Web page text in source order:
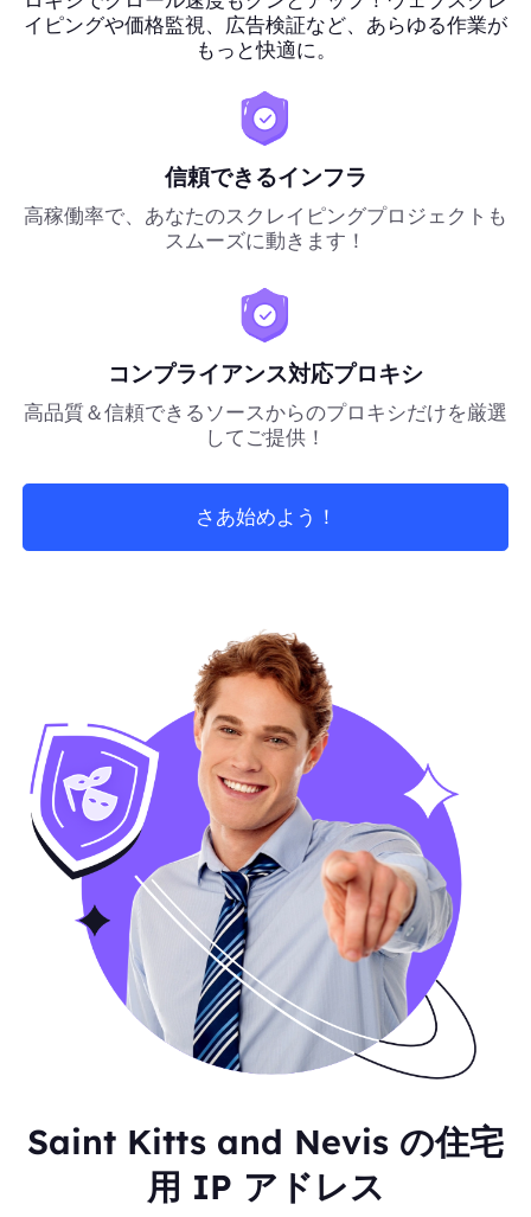
イピングや価格監視、広告検証など、あらゆる作業が
もっと快適に。
信頼できるインフラ
高稼働率で、あなたのスクレイピングプロジェクトも
スムーズに動きます！
コンプライアンス対応プロキシ
高品質＆信頼できるソースからのプロキシだけを厳選
してご提供！
さあ始めよう！
Saint Kitts and Nevis の住宅
用 IP アドレス